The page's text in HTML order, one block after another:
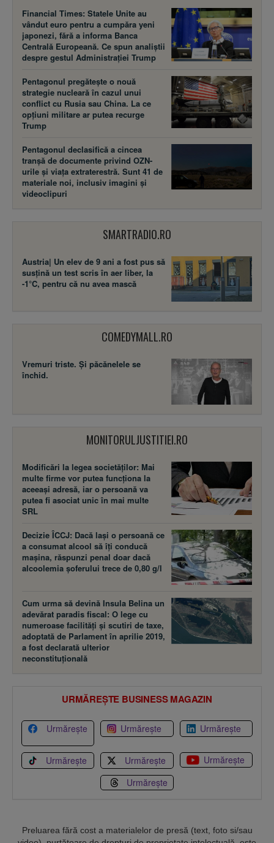
Financial Times: Statele Unite au
vândut euro pentru a cumpăra yeni
japonezi, fără a informa Banca
Centrală Europeană. Ce spun analiștii
despre gestul Administrației Trump
Pentagonul pregătește o nouă
strategie nucleară în cazul unui
conflict cu Rusia sau China. La ce
opțiuni militare ar putea recurge
Trump
Pentagonul declasifică a cincea
tranșă de documente privind OZN-
urile și viața extraterestră. Sunt 41 de
materiale noi, inclusiv imagini și
videoclipuri
SMARTRADIO.RO
Austria| Un elev de 9 ani a fost pus să
susţină un test scris în aer liber, la
-1°C, pentru că nu avea mască
COMEDYMALL.RO
Vremuri triste. Şi păcănelele se
închid.
MONITORULJUSTITIEI.RO
Modificări la legea societăţilor: Mai
multe firme vor putea funcţiona la
aceeaşi adresă, iar o persoană va
putea fi asociat unic în mai multe
SRL
Decizie ÎCCJ: Dacă laşi o persoană ce
a consumat alcool să îţi conducă
maşina, răspunzi penal doar dacă
alcoolemia şoferului trece de 0,80 g/l
Cum urma să devină Insula Belina un
adevărat paradis fiscal: O lege cu
numeroase facilităţi şi scutiri de taxe,
adoptată de Parlament în aprilie 2019,
a fost declarată ulterior
neconstituţională
URMĂREȘTE BUSINESS MAGAZIN
Urmărește Urmărește Urmărește
Urmărește Urmărește
Urmărește
Urmărește
Preluarea fără cost a materialelor de presă (text, foto si/sau